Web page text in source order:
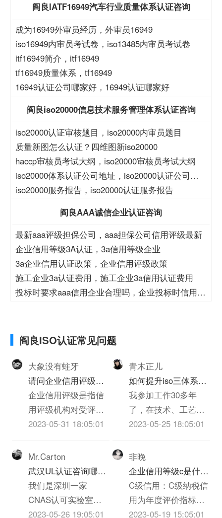
阎良IATF16949汽车行业质量体系认证咨询
成为16949外审员经历，外审员16949
iso16949内审员考试卷，iso13485内审员考试卷
itf16949简介，itf16949
tf16949质量体系，tf16949
16949认证公司哪家好，16949认证哪家好
阎良iso20000信息技术服务管理体系认证咨询
iso20000认证审核题目，iso20000内审员题目
质量新图怎么认证？四维图新iso20000
haccp审核员考试大纲，iso20000审核员考试大纲
iso20000体系认证公司地址，iso20000认证公司地
址
iso20000服务报告，iso20000认证服务报告
阎良AAA诚信企业认证咨询
最新aaa评级担保公司，aaa担保公司信用评级最新
企业信用等级3A认证，3a信用等级企业
3a企业信用认证政策，企业信用评级政策
施工企业3a认证费用，施工企业3a信用认证费用
投标时要求aaa信用企业合理吗，企业投标时信用等
阎良ISO认证常见问题
大象没有蛀牙
请问企业信用评级的
标准是什么呢
企业信用评级是指信
用评级机构对受评企
业的产业、基础素
老师和外部支持等等
诸多方面进行的综合
评价。信用评级有着
完整的体系，包括信
用评级的要素和指
2023-05-31 18:05:01
Mr.Carton
武汉UL认证咨询哪家
机构啊？必须是可以
做IT类iso三体系认证
UL认证的机构？
我们是深圳一家
CNAS认可实验室，
也是UL认证的一家实
2023-05-26 19:05:01
青木正儿
如何提升iso三体系认
证质量(个人对质量的
心得体会300字)
我参加工作30多年
了，在技术、工艺、
质检、实验员岗位上
重要，一下根据我的
经历和体会，谈谈我
对质量的看法，不当
之处请大家批评指正!
质量管理是企业发展
2023-05-25 18:05:01
非晚
企业信用等级c是什么
意思
C级信用：C级纳税信
用为年度评价指标得
分40分以上不满70分
2023-05-19 15:05:01